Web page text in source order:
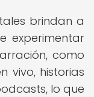
brindan a
experimentar
como
vivo, historias
lo que